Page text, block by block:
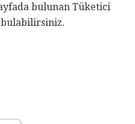
bulunan Tüketici
bulabilirsiniz.